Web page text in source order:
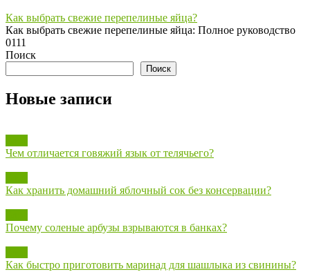
Как выбрать свежие перепелиные яйца?
Как выбрать свежие перепелиные яйца: Полное руководство
0111
Поиск
Поиск
Новые записи
Чем отличается говяжий язык от телячьего?
Как хранить домашний яблочный сок без консервации?
Почему соленые арбузы взрываются в банках?
Как быстро приготовить маринад для шашлыка из свинины?